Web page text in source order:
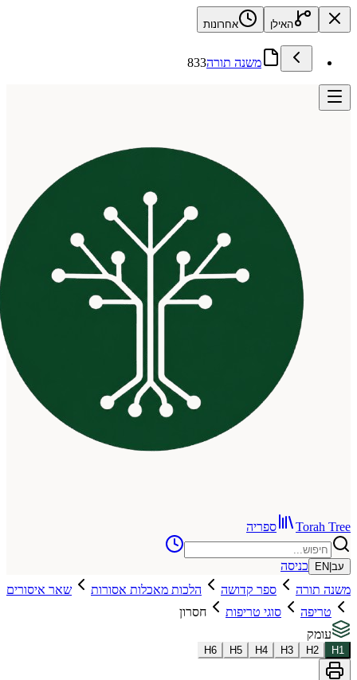
האילן אחרונות
משנה תורה833
ספריה
כניסה
ספר קדושה הלכות מאכלות אסורות
שאר איסורים
סוגי טריפות
חסרון
H3
H4
H5
H6